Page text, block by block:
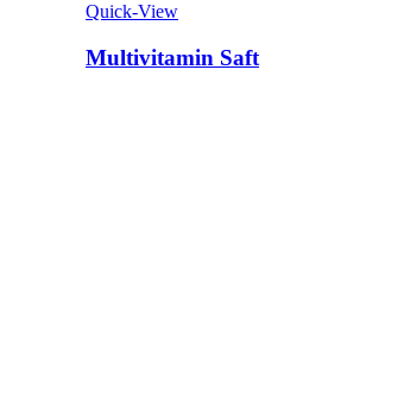
Quick-View
Multivitamin Saft